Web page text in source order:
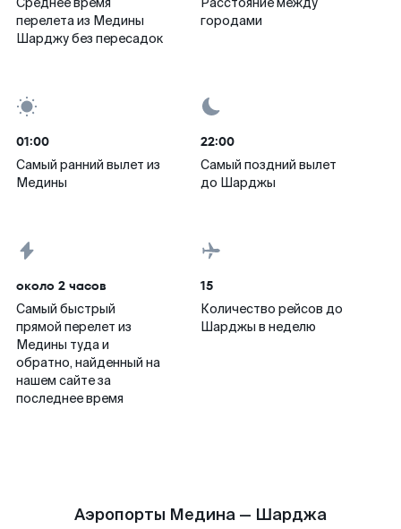
перелета из Медины
Шарджу без пересадок
городами
01:00
Самый ранний вылет из
Медины
22:00
Самый поздний вылет
до Шарджы
около 2 часов
Самый быстрый
прямой перелет из
Медины туда и
обратно, найденный на
нашем сайте за
последнее время
15
Количество рейсов до
Шарджы в неделю
Аэропорты Медина — Шарджа